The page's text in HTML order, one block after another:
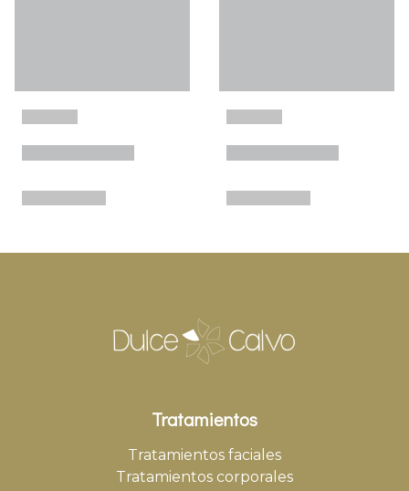
Tratamientos
Tratamientos faciales
Tratamientos corporales